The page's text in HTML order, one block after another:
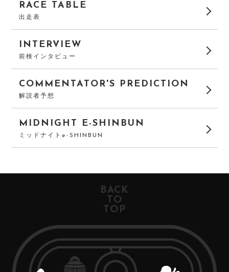
RACE TABLE
出走表
INTERVIEW
前検インタビュー
COMMENTATOR'S PREDICTION
解説者予想
MIDNIGHT E-SHINBUN
ミッドナイトe-SHINBUN
BACK
TO
TOP